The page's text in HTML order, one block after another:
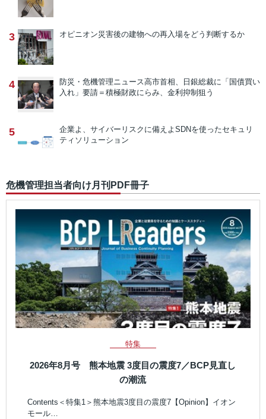
3 オピニオン災害後の建物への再入場をどう判断するか
4 防災・危機管理ニュース高市首相、日銀総裁に「国債買い
入れ」要請＝積極財政にらみ、金利抑制狙う
5 企業よ、サイバーリスクに備えよ SDNを使ったセキュリ
ティソリューション
危機管理担当者向け月刊PDF冊子
特集
2026年8月号 熊本地震 3度目の震度7／BCP見直し
の潮流
Contents＜特集1＞熊本地震3度目の震度7【Opinion】イオン
モール…